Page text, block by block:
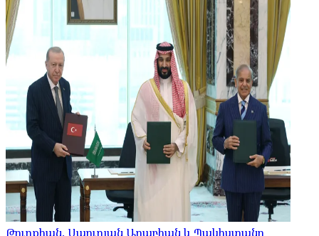
Թուրքիան, Սաուդյան Արաբիան և Պակիստանը